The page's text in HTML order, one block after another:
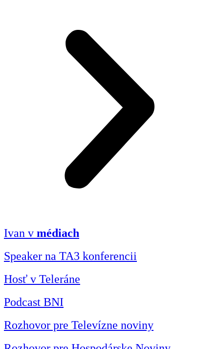
Ivan v médiach
Speaker na TA3 konferencii
Hosť v Teleráne
Podcast BNI
Rozhovor pre Televízne noviny